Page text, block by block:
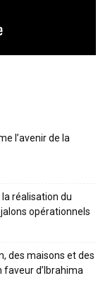
l’avenir de la
réalisation du
opérationnels
des maisons et des
faveur d’Ibrahima